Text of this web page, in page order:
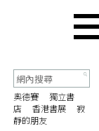
奧德賽
獨立書
店
香港書展
寂
靜的朋友